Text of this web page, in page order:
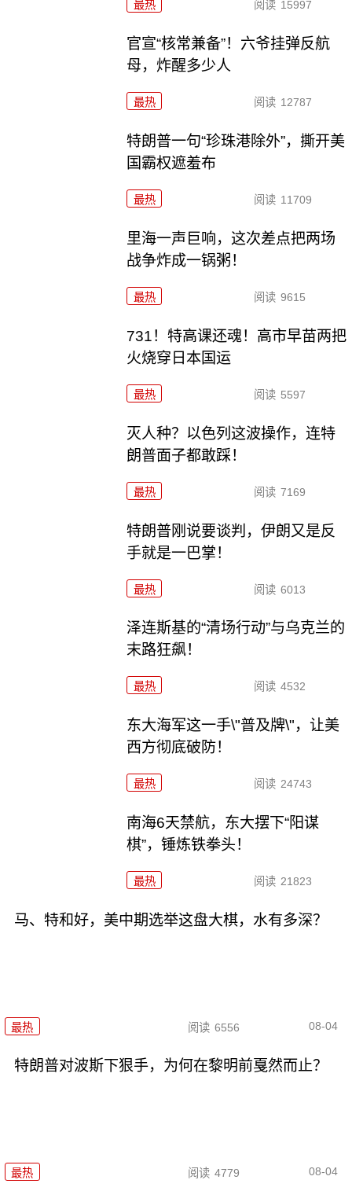
最热 阅读 15997
官宣“核常兼备”！六爷挂弹反航
母，炸醒多少人
最热 阅读 12787
特朗普一句“珍珠港除外”，撕开美
国霸权遮羞布
最热 阅读 11709
里海一声巨响，这次差点把两场
战争炸成一锅粥！
最热 阅读 9615
731！特高课还魂！高市早苗两把
火烧穿日本国运
最热 阅读 5597
灭人种？以色列这波操作，连特
朗普面子都敢踩！
最热 阅读 7169
特朗普刚说要谈判，伊朗又是反
手就是一巴掌！
最热 阅读 6013
泽连斯基的“清场行动”与乌克兰的
末路狂飙！
最热 阅读 4532
东大海军这一手\"普及牌\"，让美
西方彻底破防！
最热 阅读 24743
南海6天禁航，东大摆下“阳谋
棋”，锤炼铁拳头！
最热 阅读 21823
马、特和好，美中期选举这盘大棋，水有多深？
最热 阅读 6556 08-04
特朗普对波斯下狠手，为何在黎明前戛然而止？
最热 阅读 4779 08-04